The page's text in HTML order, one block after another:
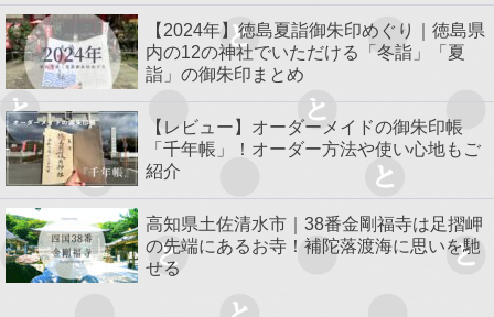
【2024年】徳島夏詣御朱印めぐり｜徳島県
内の12の神社でいただける「冬詣」「夏
詣」の御朱印まとめ
【レビュー】オーダーメイドの御朱印帳
「千年帳」！オーダー方法や使い心地もご
紹介
高知県土佐清水市｜38番金剛福寺は足摺岬
の先端にあるお寺！補陀落渡海に思いを馳
せる